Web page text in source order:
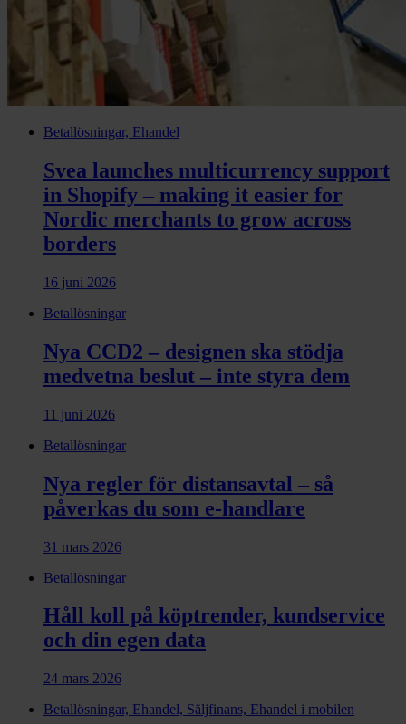
Betallösningar, Ehandel
Svea launches multicurrency support
in Shopify – making it easier for
Nordic merchants to grow across
borders
16 juni 2026
Betallösningar
Nya CCD2 – designen ska stödja
medvetna beslut – inte styra dem
11 juni 2026
Betallösningar
Nya regler för distansavtal – så
påverkas du som e-handlare
31 mars 2026
Betallösningar
Håll koll på köptrender, kundservice
och din egen data
24 mars 2026
Betallösningar, Ehandel, Säljfinans, Ehandel i mobilen